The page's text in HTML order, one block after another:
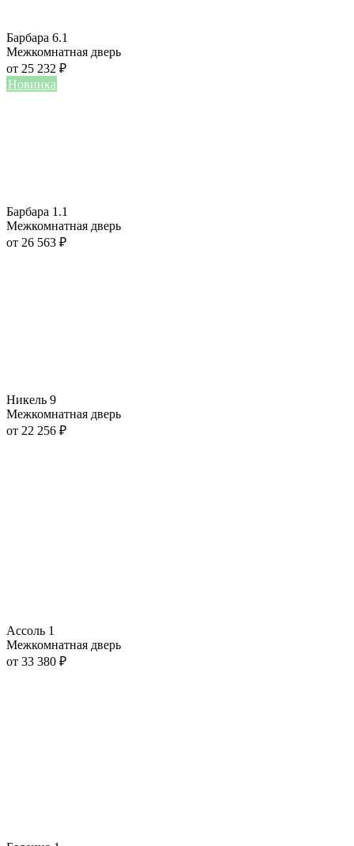
Барбара 6.1
Межкомнатная дверь
от 25 232 ₽
Новинка
Барбара 1.1
Межкомнатная дверь
от 26 563 ₽
Никель 9
Межкомнатная дверь
от 22 256 ₽
Ассоль 1
Межкомнатная дверь
от 33 380 ₽